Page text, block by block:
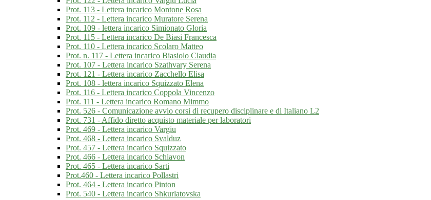
Prot. 113 - Lettera incarico Montone Rosa
Prot. 112 - Lettera incarico Muratore Serena
Prot. 109 - lettera incarico Simionato Gloria
Prot. 115 - Lettera incarico De Biasi Francesca
Prot. 110 - Lettera incarico Scolaro Matteo
Prot. n. 117 - Lettera incarico Biasiolo Claudia
Prot. 107 - Lettera incarico Szathvary Serena
Prot. 121 - Lettera incarico Zacchello Elisa
Prot. 108 - lettera incarico Squizzato Elena
Prot. 116 - Lettera incarico Coppola Vincenzo
Prot. 111 - Lettera incarico Romano Mimmo
Prot. 526 - Comunicazione avvio corsi di recupero disciplinare e di Italiano L2
Prot. 731 - Affido diretto acquisto materiale per laboratori
Prot. 469 - Lettera incarico Vargiu
Prot. 468 - Lettera incarico Svalduz
Prot. 457 - Lettera incarico Squizzato
Prot. 466 - Lettera incarico Schiavon
Prot. 465 - Lettera incarico Sarti
Prot.460 - Lettera incarico Pollastri
Prot. 464 - Lettera incarico Pinton
Prot. 540 - Lettera incarico Shkurlatovska